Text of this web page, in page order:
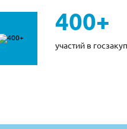
400+
участий в